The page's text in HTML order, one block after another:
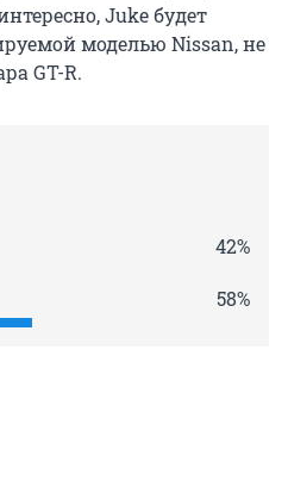
Juke будет
моделью Nissan, не
GT-R.
42%
58%